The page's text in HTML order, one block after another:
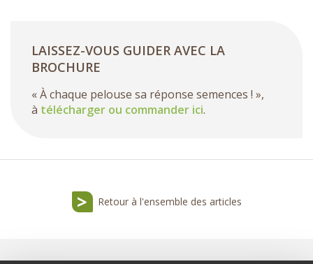
LAISSEZ-VOUS GUIDER AVEC LA
BROCHURE
« À chaque pelouse sa réponse semences ! »,
à télécharger ou commander ici.
Retour à l'ensemble des articles